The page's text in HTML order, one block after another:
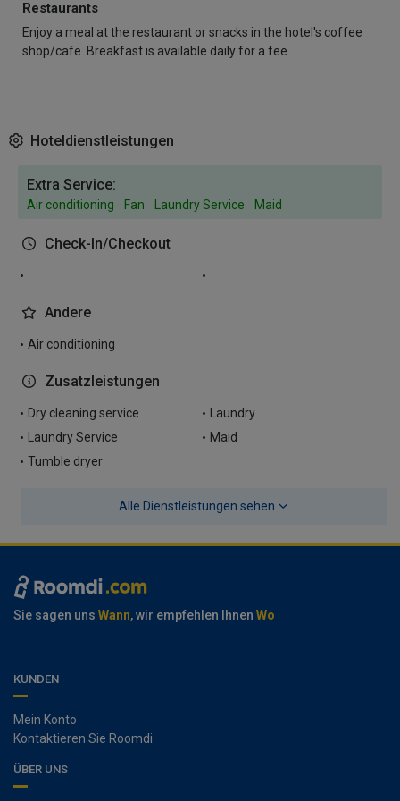
Restaurants
Enjoy a meal at the restaurant or snacks in the hotel's coffee
shop/cafe. Breakfast is available daily for a fee..
Hoteldienstleistungen
Extra Service:
Air conditioning Fan Laundry Service Maid
Check-In/Checkout
Andere
Air conditioning
Zusatzleistungen
Dry cleaning service
Laundry
Laundry Service
Maid
Tumble dryer
Alle Dienstleistungen sehen
Sie sagen uns Wann, wir empfehlen Ihnen Wo
KUNDEN
Mein Konto
Kontaktieren Sie Roomdi
ÜBER UNS